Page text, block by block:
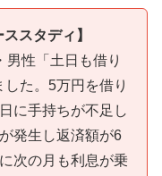
スタディ】
男性「土日も借り
た。5万円を借り
に手持ちが不足し
発生し返済額が6
次の月も利息が乗